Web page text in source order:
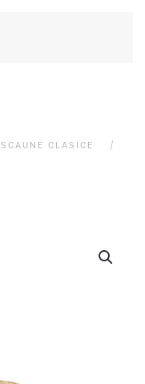
SCAUNE CLASICE